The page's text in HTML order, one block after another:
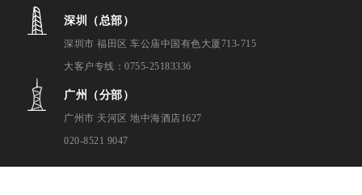
深圳（总部）
深圳市 福田区 车公庙中国有色大厦713-715
大客户专线：0755-25183336
广州（分部）
广州市 天河区 地中海酒店1627
020-8521 9047